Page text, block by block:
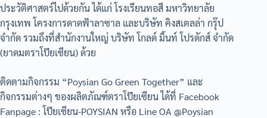
ประวัติศาสตร์ไปด้วยกัน ได้แก่ โรงเรียนทอสี มหาวิทยาลัย
กรุงเทพ โครงการดาดฟ้าลาซาล และบริษัท คิงสเตลล่า กรุ๊ป
จำกัด รวมถึงที่สำนักงานใหญ่ บริษัท โกลด์ มิ้นท์ โปรดักส์ จำกัด
(ยาดมตราโป๊ยเซียน) ด้วย
ติดตามกิจกรรม “Poysian Go Green Together” และ
กิจกรรมต่างๆ ของผลิตภัณฑ์ตราโป๊ยเซียน ได้ที่ Facebook
Fanpage : โป๊ยเซียน-POYSIAN หรือ Line OA @Poysian